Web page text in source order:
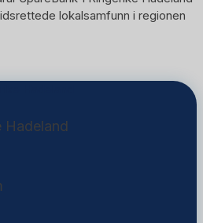
lokalsamfunn i regionen
Hadeland
Hadeland